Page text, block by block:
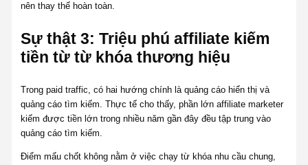
nên thay thế hoàn toàn.
Sự thật 3: Triệu phú affiliate kiếm
tiền từ từ khóa thương hiệu
Trong paid traffic, có hai hướng chính là quảng cáo hiển thị và
quảng cáo tìm kiếm. Thực tế cho thấy, phần lớn affiliate marketer
kiếm được tiền lớn trong nhiều năm gần đây đều tập trung vào
quảng cáo tìm kiếm.
Điểm mấu chốt không nằm ở việc chạy từ khóa nhu cầu chung,